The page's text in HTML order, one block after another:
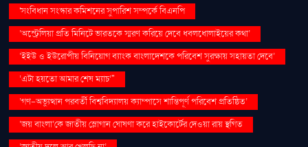
'সংবিধান সংস্কার কমিশনের সুপারিশ সম্পর্কে বিএনপি
‘অস্ট্রেলিয়া প্রতি মিনিটে ভারতকে স্মরণ করিয়ে দেবে ধবলধোলাইয়ের কথা’
‘ইইউ ও ইউরোপীয় বিনিয়োগ ব্যাংক বাংলাদেশকে পরিবেশ সুরক্ষায় সহায়তা দেবে’
‘এটা হয়তো আমার শেষ ম্যাচ’"
‘গণ–অভ্যুত্থান পরবর্তী বিশ্ববিদ্যালয় ক্যাম্পাসে শান্তিপূর্ণ পরিবেশ প্রতিষ্ঠিত’
‘জয় বাংলা’কে জাতীয় স্লোগান ঘোষণা করে হাইকোর্টের দেওয়া রায় স্থগিত